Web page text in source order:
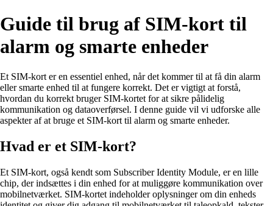
Guide til brug af SIM-kort til
alarm og smarte enheder
Et SIM-kort er en essentiel enhed, når det kommer til at få din alarm
eller smarte enhed til at fungere korrekt. Det er vigtigt at forstå,
hvordan du korrekt bruger SIM-kortet for at sikre pålidelig
kommunikation og dataoverførsel. I denne guide vil vi udforske alle
aspekter af at bruge et SIM-kort til alarm og smarte enheder.
Hvad er et SIM-kort?
Et SIM-kort, også kendt som Subscriber Identity Module, er en lille
chip, der indsættes i din enhed for at muliggøre kommunikation over
mobilnetværket. SIM-kortet indeholder oplysninger om din enheds